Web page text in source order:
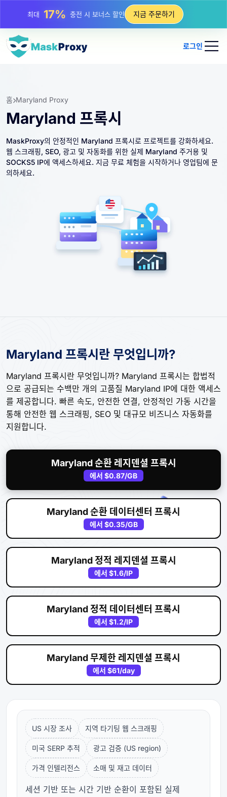
최대25%정적 IP 구매 할인 지금 주문하기
로그인
홈 Maryland Proxy
Maryland 프록시
MaskProxy의 안정적인 Maryland 프록시로 프로젝트를 강화하세요.
웹 스크래핑, SEO, 광고 및 자동화를 위한 실제 Maryland 주거용 및
SOCKS5 IP에 액세스하세요. 지금 무료 체험을 시작하거나 영업팀에 문
의하세요.
Maryland 프록시란 무엇입니까?
Maryland 프록시란 무엇입니까? Maryland 프록시는 합법적
으로 공급되는 수백만 개의 고품질 Maryland IP에 대한 액세스
를 제공합니다. 빠른 속도, 안전한 연결, 안정적인 가동 시간을
통해 안전한 웹 스크래핑, SEO 및 대규모 비즈니스 자동화를
지원합니다.
Maryland 순환 레지덴셜 프록시
에서 $0.87/GB
Maryland 순환 데이터센터 프록시
에서 $0.35/GB
Maryland 정적 레지덴셜 프록시
에서 $1.6/IP
Maryland 정적 데이터센터 프록시
에서 $1.2/IP
Maryland 무제한 레지덴셜 프록시
에서 $61/day
US 시장 조사 지역 타기팅 웹 스크래핑
미국 SERP 추적 광고 검증 (US region)
가격 인텔리전스 소매 및 재고 데이터
세션 기반 또는 시간 기반 순환이 포함된 실제